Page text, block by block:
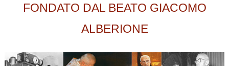
FONDATO DAL BEATO GIACOMO
ALBERIONE